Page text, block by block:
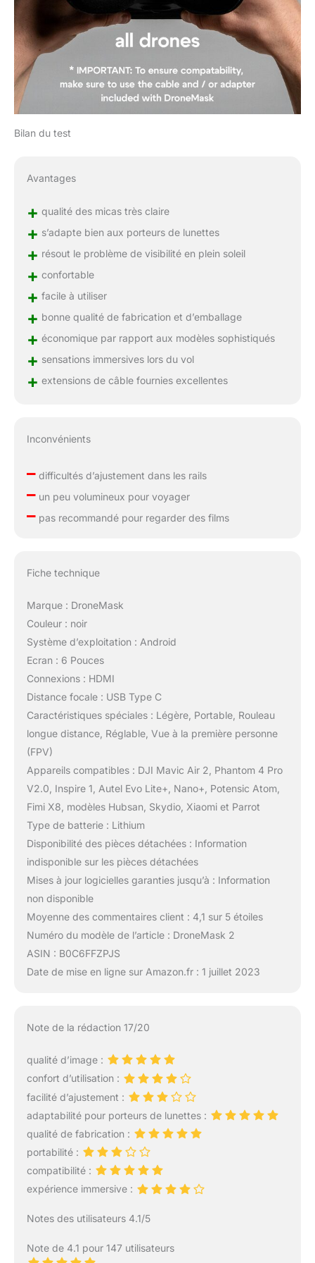
maintenir une visibilité
optimale et s'assurer que
la caméra de votre drone
nettes et claires. En
éliminant les
interférences causées
par la lumière du soleil,
délavées
Bilan du test
Avantages
+ qualité des micas très claire
+ s’adapte bien aux porteurs de lunettes
+ résout le problème de visibilité en plein soleil
+ confortable
+ facile à utiliser
+ bonne qualité de fabrication et d’emballage
+ économique par rapport aux modèles sophistiqués
+ sensations immersives lors du vol
+ extensions de câble fournies excellentes
Inconvénients
–difficultés d’ajustement dans les rails
–un peu volumineux pour voyager
–pas recommandé pour regarder des films
Fiche technique
Marque : DroneMask
Couleur : noir
Système d’exploitation : Android
Ecran : 6 Pouces
Connexions : HDMI
Distance focale : USB Type C
Caractéristiques spéciales : Légère, Portable, Rouleau
longue distance, Réglable, Vue à la première personne
(FPV)
Appareils compatibles : DJI Mavic Air 2, Phantom 4 Pro
V2.0, Inspire 1, Autel Evo Lite+, Nano+, Potensic Atom,
Fimi X8, modèles Hubsan, Skydio, Xiaomi et Parrot
Type de batterie : Lithium
Disponibilité des pièces détachées : Information
indisponible sur les pièces détachées
Mises à jour logicielles garanties jusqu’à : Information
non disponible
Moyenne des commentaires client : 4,1 sur 5 étoiles
Numéro du modèle de l’article : DroneMask 2
ASIN : B0C6FFZPJS
Date de mise en ligne sur Amazon.fr : 1 juillet 2023
Note de la rédaction 17/20
qualité d’image :
confort d’utilisation :
facilité d’ajustement :
adaptabilité pour porteurs de lunettes :
qualité de fabrication :
portabilité :
compatibilité :
expérience immersive :
Notes des utilisateurs 4.1/5
Note de 4.1 pour 147 utilisateurs